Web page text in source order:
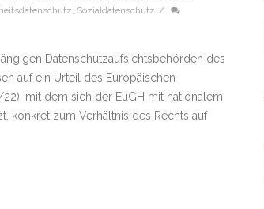
, Sozialdatenschutz /
Datenschutzaufsichtsbehörden des
auf ein Urteil des Europäischen
mit dem sich der EuGH mit nationalem
konkret zum Verhältnis des Rechts auf